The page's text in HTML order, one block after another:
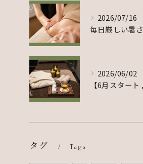
2026/07/16
2026/06/02
タグ Tags